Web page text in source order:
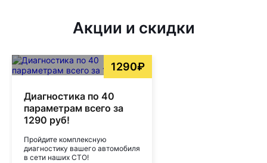
Акции и скидки
1290₽
Диагностика по 40
параметрам всего за
1290 руб!
Пройдите комплексную
диагностику вашего автомобиля
в сети наших СТО!